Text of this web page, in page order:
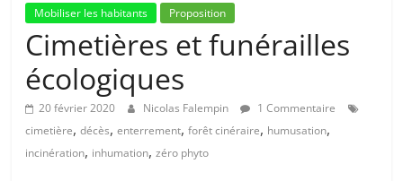
Mobiliser les habitants Proposition
Cimetières et funérailles
écologiques
20 février 2020 Nicolas Falempin
1 Commentaire
cimetière,décès,enterrement,forêt cinéraire, humusation,
incinération, inhumation,zéro phyto